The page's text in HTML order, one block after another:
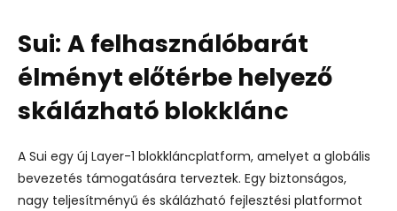
Sui: A felhasználóbarát
élményt előtérbe helyező
skálázható blokklánc
A Sui egy új Layer-1 blokkláncplatform, amelyet a globális
bevezetés támogatására terveztek. Egy biztonságos,
nagy teljesítményű és skálázható fejlesztési platformot